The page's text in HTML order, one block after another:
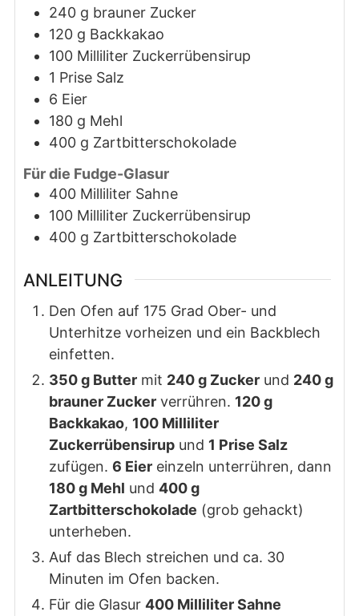
240 g brauner Zucker
120 g Backkakao
100 Milliliter Zuckerrübensirup
1 Prise Salz
6 Eier
180 g Mehl
400 g Zartbitterschokolade
Für die Fudge-Glasur
400 Milliliter Sahne
100 Milliliter Zuckerrübensirup
400 g Zartbitterschokolade
ANLEITUNG
Den Ofen auf 175 Grad Ober- und
Unterhitze vorheizen und ein Backblech
einfetten.
350 g Buttermit 240 g Zuckerund 240 g
brauner Zuckerverrühren. 120 g
Backkakao, 100 Milliliter
Zuckerrübensirupund 1 Prise Salz
zufügen. 6 Eiereinzeln unterrühren, dann
180 g Mehl und 400 g
Zartbitterschokolade (grob gehackt)
unterheben.
Auf das Blech streichen und ca. 30
Minuten im Ofen backen.
Für die Glasur 400 Milliliter Sahne